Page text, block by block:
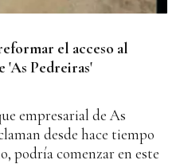
el acceso al
'As Pedreiras'
empresarial de As
desde hace tiempo
podría comenzar en este